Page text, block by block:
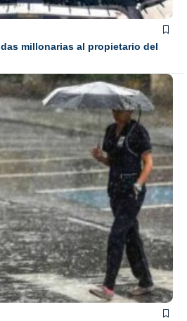
millonarias al propietario del